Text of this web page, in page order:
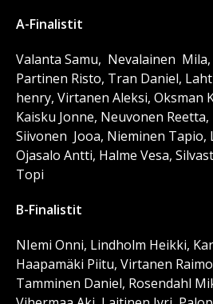
A-Finalistit
Valanta Samu, Nevalainen
Partinen Risto, Tran Daniel,
henry, Virtanen Aleksi, Oksman
Kaisku Jonne, Neuvonen
Siivonen Jooa, Nieminen Tapio,
Ojasalo Antti, Halme Vesa,
Topi
B-Finalistit
NIemi Onni, Lindholm Heikki,
Haapamäki Piitu, Virtanen
Tamminen Daniel, Rosendahl